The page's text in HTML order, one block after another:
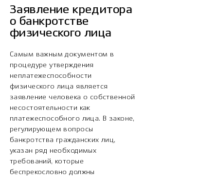
Заявление кредитора
о банкротстве
физического лица
Самым важным документом в
процедуре утверждения
неплатежеспособности
физического лица является
заявление человека о собственной
несостоятельности как
платежеспособного лица. В законе,
регулирующем вопросы
банкротства гражданских лиц,
указан ряд необходимых
требований, которые
беспрекословно должны